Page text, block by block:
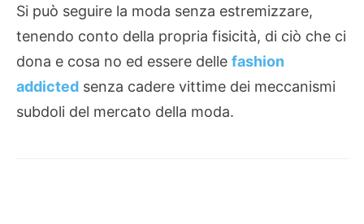
Si può seguire la moda senza estremizzare,
tenendo conto della propria fisicità, di ciò che ci
dona e cosa no ed essere delle fashion
addicted senza cadere vittime dei meccanismi
subdoli del mercato della moda.